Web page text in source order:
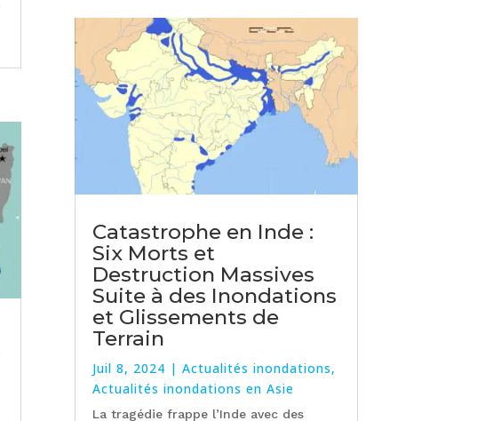
Catastrophe en Inde :
Six Morts et
Destruction Massives
Suite à des Inondations
et Glissements de
Terrain
Juil 8, 2024 | Actualités inondations,
Actualités inondations en Asie
La tragédie frappe l’Inde avec des